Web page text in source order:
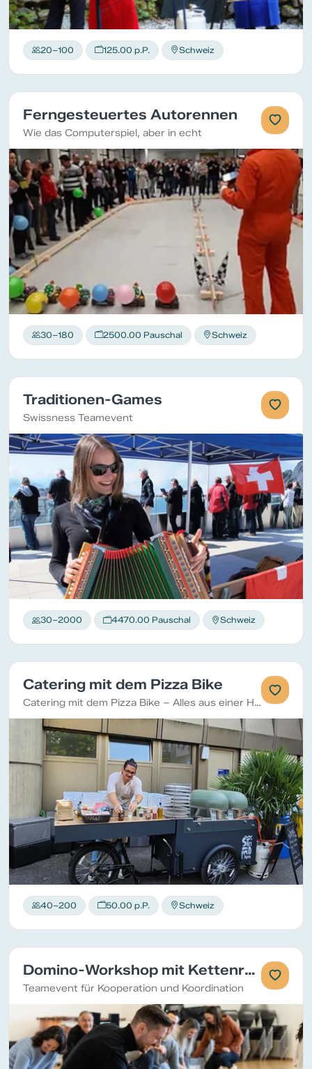
20–100 125.00 p.P. Schweiz
Ferngesteuertes Autorennen
Wie das Computerspiel, aber in echt
30–180 2500.00 Pauschal Schweiz
Traditionen-Games
Swissness Teamevent
30–2000 4470.00 Pauschal Schweiz
Catering mit dem Pizza Bike
Catering mit dem Pizza Bike – Alles aus einer Hand
40–200 50.00 p.P. Schweiz
Domino-Workshop mit Kettenreaktion
Teamevent für Kooperation und Koordination